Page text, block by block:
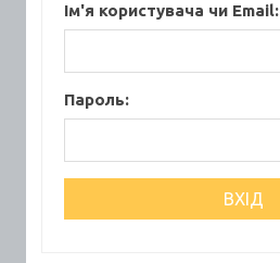
Ім'я користувача чи Email:
Пароль: